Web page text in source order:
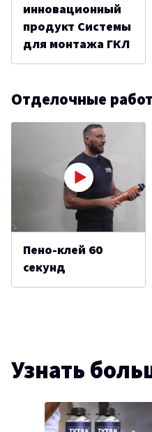
инновационный
продукт Системы
для монтажа ГКЛ
Отделочные
Пено-клей 60
секунд
Узнать